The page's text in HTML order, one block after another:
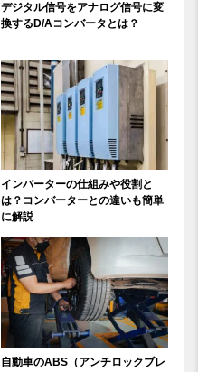
デジタル信号をアナログ信号に変
換するD/Aコンバータとは？
インバーターの仕組みや役割と
は？コンバーターとの違いも簡単
に解説
自動車のABS（アンチロックブレ